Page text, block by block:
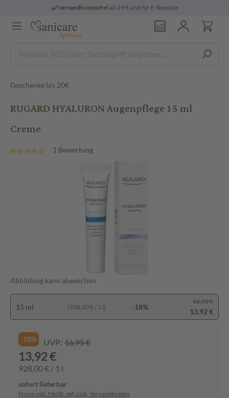
versandkostenfreiab 29 € und für E-Rezepte
Geschenke bis 20€
RUGARD HYALURON Augenpflege 15 ml
Creme
1 Bewertung
Abbildung kann abweichen
15 ml (928,00 € / 1 l) -18%
16,95 €
13,92 €
-18% UVP: 16,95 €
13,92 €
928,00 € / 1 l
sofort lieferbar
Preise inkl. MwSt. ggf. zzgl. Versandkosten